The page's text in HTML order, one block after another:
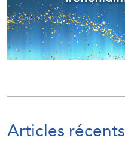
Articles récents